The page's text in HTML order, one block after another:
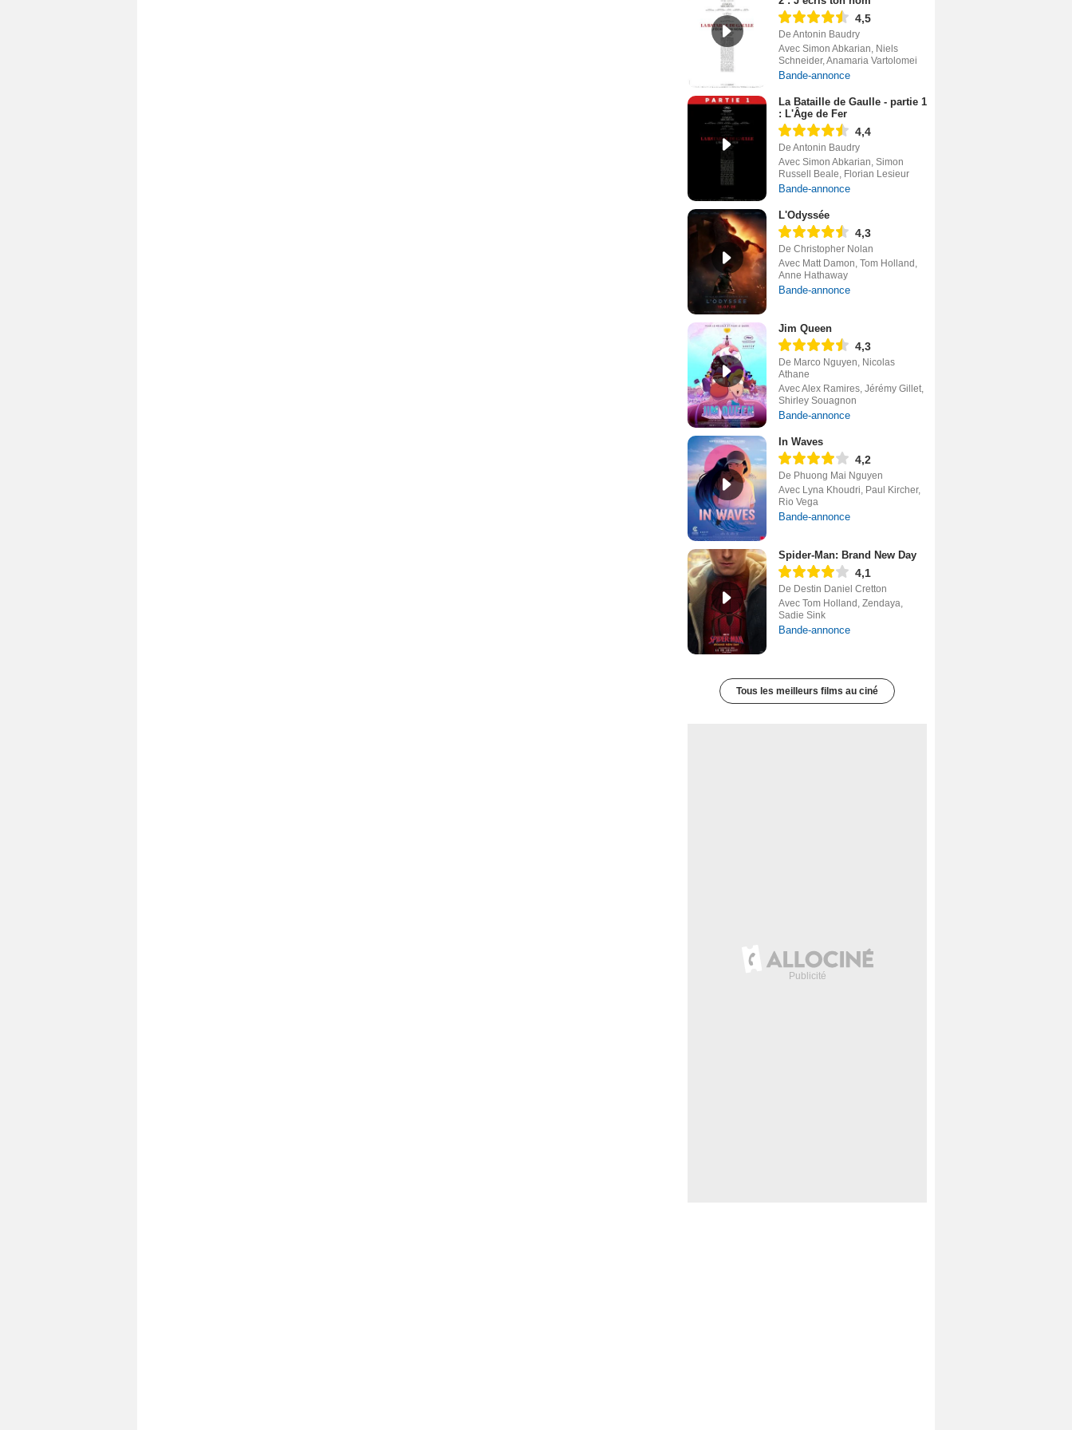
4,5
De Antonin Baudry
Avec Simon Abkarian, Niels
Schneider, Anamaria Vartolomei
Bande-annonce
La Bataille de Gaulle - partie 1
: L'Âge de Fer
4,4
De Antonin Baudry
Avec Simon Abkarian, Simon
Russell Beale, Florian Lesieur
Bande-annonce
L'Odyssée
4,3
De Christopher Nolan
Avec Matt Damon, Tom Holland,
Anne Hathaway
Bande-annonce
Jim Queen
4,3
De Marco Nguyen, Nicolas
Athane
Avec Alex Ramires, Jérémy Gillet,
Shirley Souagnon
Bande-annonce
In Waves
4,2
De Phuong Mai Nguyen
Avec Lyna Khoudri, Paul Kircher,
Rio Vega
Bande-annonce
Spider-Man: Brand New Day
4,1
De Destin Daniel Cretton
Avec Tom Holland, Zendaya,
Sadie Sink
Bande-annonce
Tous les meilleurs films au ciné